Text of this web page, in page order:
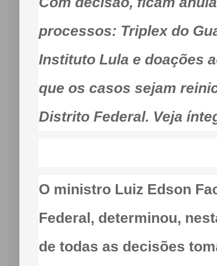
processos: Triplex do
Instituto Lula e doações
que os casos sejam
Distrito Federal. Veja
O ministro Luiz Edson
Federal, determinou,
de todas as decisões